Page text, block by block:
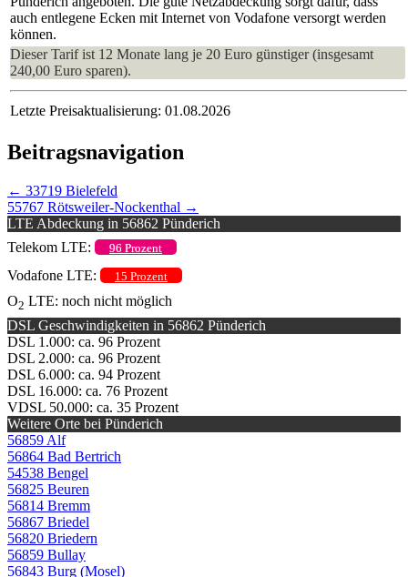
auch entlegene Ecken mit Internet von Vodafone versorgt werden
können.
Dieser Tarif ist 12 Monate lang je 20 Euro günstiger (insgesamt
240,00 Euro sparen).
Letzte Preisaktualisierung: 01.08.2026
Beitragsnavigation
← 33719 Bielefeld
55767 Rötsweiler-Nockenthal →
LTE Abdeckung in 56862 Pünderich
Telekom LTE:
96 Prozent
Vodafone LTE: 15 Prozent
O2 LTE: noch nicht möglich
DSL Geschwindigkeiten in 56862 Pünderich
DSL 1.000: ca. 96 Prozent
DSL 2.000: ca. 96 Prozent
DSL 6.000: ca. 94 Prozent
DSL 16.000: ca. 76 Prozent
VDSL 50.000: ca. 35 Prozent
Weitere Orte bei Pünderich
56859 Alf
56864 Bad Bertrich
54538 Bengel
56825 Beuren
56814 Bremm
56867 Briedel
56820 Briedern
56859 Bullay
56843 Burg (Mosel)